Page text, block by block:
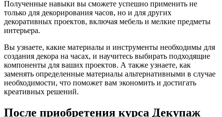
Полученные навыки вы сможете успешно применить не
только для декорирования часов, но и для других
декоративных проектов, включая мебель и мелкие предметы
интерьера.
Вы узнаете, какие материалы и инструменты необходимы для
создания декора на часах, и научитесь выбирать подходящие
компоненты для ваших проектов. А также узнаете, как
заменять определенные материалы альтернативными в случае
необходимости, что поможет вам экономить и достигать
креативных решений.
После приобретения курса Декупаж